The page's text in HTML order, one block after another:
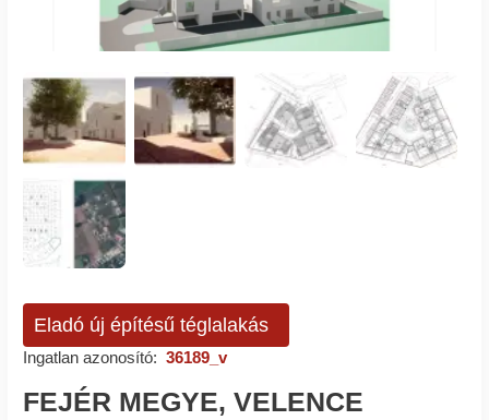
Eladó új építésű téglalakás
Ingatlan azonosító: 36189_v
FEJÉR MEGYE, VELENCE